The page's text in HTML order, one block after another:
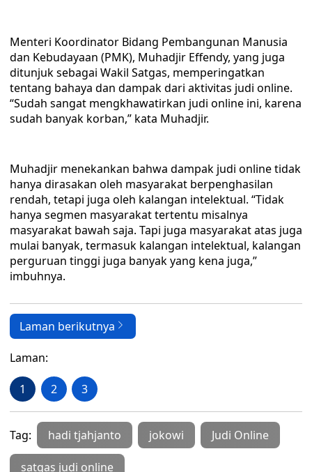
Menteri Koordinator Bidang Pembangunan Manusia
dan Kebudayaan (PMK), Muhadjir Effendy, yang juga
ditunjuk sebagai Wakil Satgas, memperingatkan
tentang bahaya dan dampak dari aktivitas judi online.
“Sudah sangat mengkhawatirkan judi online ini, karena
sudah banyak korban,” kata Muhadjir.
Muhadjir menekankan bahwa dampak judi online tidak
hanya dirasakan oleh masyarakat berpenghasilan
rendah, tetapi juga oleh kalangan intelektual. “Tidak
hanya segmen masyarakat tertentu misalnya
masyarakat bawah saja. Tapi juga masyarakat atas juga
mulai banyak, termasuk kalangan intelektual, kalangan
perguruan tinggi juga banyak yang kena juga,”
imbuhnya.
Laman berikutnya
Laman:
1 2 3
Tag: hadi tjahjanto jokowi Judi Online
satgas judi online